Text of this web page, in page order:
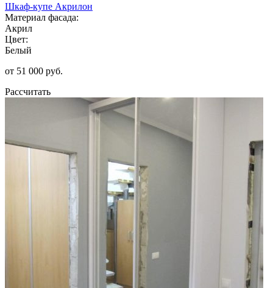
Шкаф-купе Акрилон
Материал фасада:
Акрил
Цвет:
Белый
от 51 000 руб.
Рассчитать